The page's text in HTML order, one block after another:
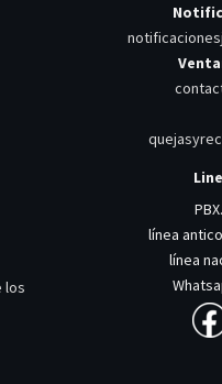
los
línea
línea